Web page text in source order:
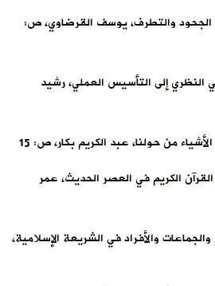
الجحود والتطرف، يوسف القرضاوي، ص:
النظري إلى التأسيس العملي، رشيد
من حولنا، عبد الكريم بكار، ص: 15
الكريم في العصر الحديث، عمر
والأفراد في الشريعة الإسلامية،